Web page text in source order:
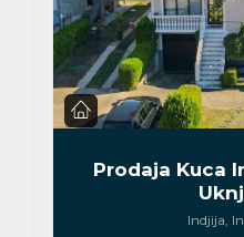
Prodaja Kuca
Indjija,